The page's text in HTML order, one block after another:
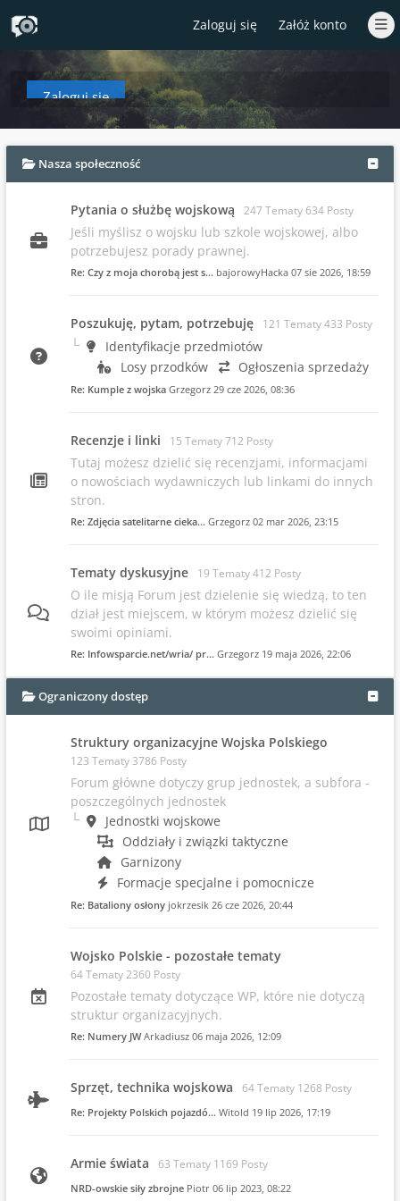
Zaloguj się Załóż konto
Zaloguj się
aby zobaczyć w tym miejscu podsumowanie najnowszych wpisów od
Nasza społeczność
Pytania o służbę wojskową 247 Tematy 634 Posty
Jeśli myślisz o wojsku lub szkole wojskowej, albo
potrzebujesz porady prawnej.
Re: Czy z moja chorobą jest s… bajorowyHacka 07 sie 2026, 18:59
Poszukuję, pytam, potrzebuję 121 Tematy 433 Posty
Identyfikacje przedmiotów
Losy przodków
Ogłoszenia sprzedaży
Re: Kumple z wojska Grzegorz 29 cze 2026, 08:36
Recenzje i linki 15 Tematy 712 Posty
Tutaj możesz dzielić się recenzjami, informacjami
o nowościach wydawniczych lub linkami do innych
stron.
Re: Zdjęcia satelitarne cieka… Grzegorz 02 mar 2026, 23:15
Tematy dyskusyjne 19 Tematy 412 Posty
O ile misją Forum jest dzielenie się wiedzą, to ten
dział jest miejscem, w którym możesz dzielić się
swoimi opiniami.
Re: Infowsparcie.net/wria/ pr… Grzegorz 19 maja 2026, 22:06
Ograniczony dostęp
Struktury organizacyjne Wojska Polskiego
123 Tematy 3786 Posty
Forum główne dotyczy grup jednostek, a subfora -
poszczególnych jednostek
Jednostki wojskowe
Oddziały i związki taktyczne
Garnizony
Formacje specjalne i pomocnicze
Re: Bataliony osłony jokrzesik 26 cze 2026, 20:44
Wojsko Polskie - pozostałe tematy
64 Tematy 2360 Posty
Pozostałe tematy dotyczące WP, które nie dotyczą
struktur organizacyjnych.
Re: Numery JW Arkadiusz 06 maja 2026, 12:09
Sprzęt, technika wojskowa 64 Tematy 1268 Posty
Re: Projekty Polskich pojazdó… Witold 19 lip 2026, 17:19
Armie świata 63 Tematy 1169 Posty
NRD-owskie siły zbrojne Piotr 06 lip 2023, 08:22